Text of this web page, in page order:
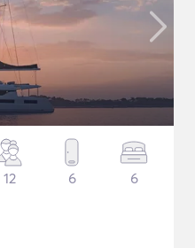
12 6 6